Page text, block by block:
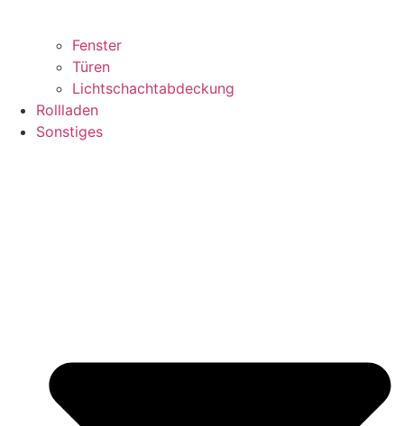
Fenster
Türen
Lichtschachtabdeckung
Rollladen
Sonstiges